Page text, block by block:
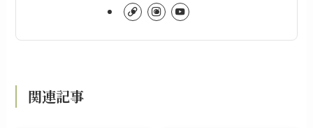
関連記事